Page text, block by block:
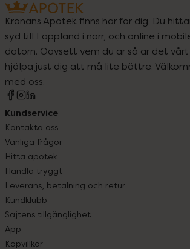
Kronans Apotek finns här för dig. Du
syd till Lappland i norr, och online i
datorn. Oavsett vem du är så är det
hjälpa just dig att må lite bättre.
med oss.
Kundservice
Kontakta oss
Vanliga frågor
Hitta apotek
Handla tryggt
Leverans, betalning och retur
Kundklubb
Sajtens tillgänglighet
App
Köpvillkor